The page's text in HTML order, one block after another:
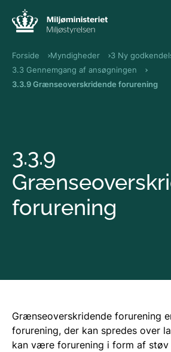
Forside Myndigheder
3 Ny
3.3 Gennemgang af ansøgningen
3.3.9 Grænseoverskridende forurening
3.3.9
forurening
Grænseoverskridende forurening
forurening, der kan spredes over
kan være forurening i form af støv